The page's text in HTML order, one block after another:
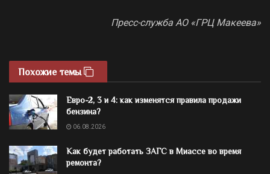
Пресс-служба АО «ГРЦ Макеева»
Похожие темы
Евро-2, 3 и 4: как изменятся правила продажи
бензина?
06.08.2026
Как будет работать ЗАГС в Миассе во время
ремонта?